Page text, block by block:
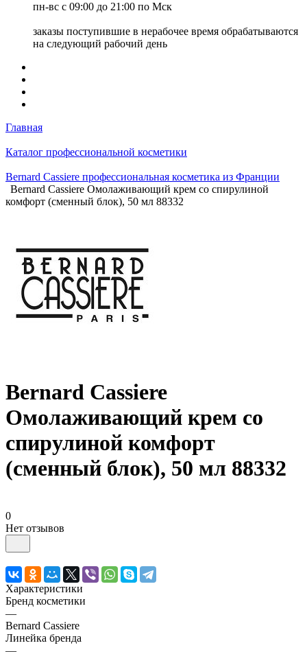
пн-вс с 09:00 до 21:00 по Мск
заказы поступившие в нерабочее время обрабатываются
на следующий рабочий день
Главная
Каталог профессиональной косметики
Bernard Cassiere профессиональная косметика из Франции
Bernard Cassiere Омолаживающий крем со спирулиной
комфорт (сменный блок), 50 мл 88332
Bernard Cassiere
Омолаживающий крем со
спирулиной комфорт
(сменный блок), 50 мл 88332
0
Нет отзывов
Характеристики
Бренд косметики
—
Bernard Cassiere
Линейка бренда